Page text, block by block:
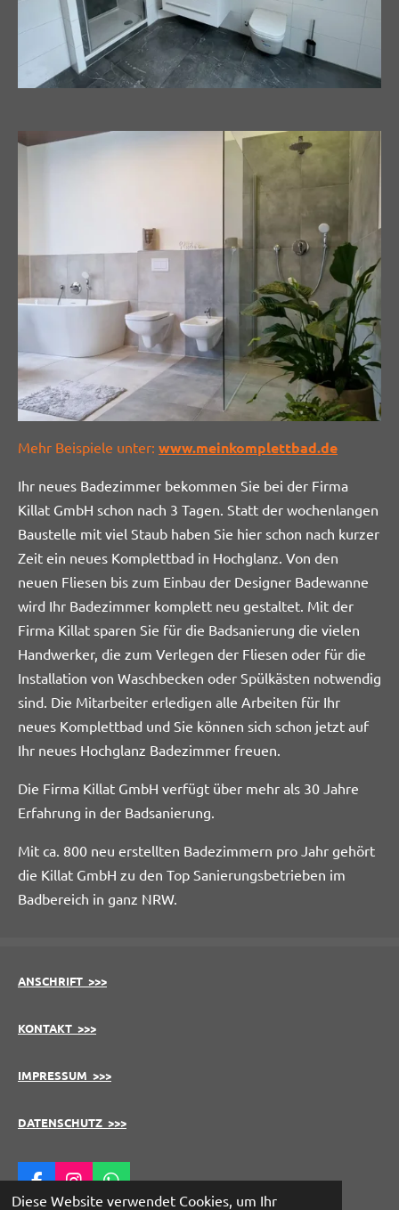
Diese Website verwendet Cookies, um Ihr
Mehr Beispiele unter: www.meinkomplettbad.de
Ihr neues Badezimmer bekommen Sie bei der Firma
Killat GmbH schon nach 3 Tagen. Statt der wochenlangen
Baustelle mit viel Staub haben Sie hier schon nach kurzer
Zeit ein neues Komplettbad in Hochglanz. Von den
neuen Fliesen bis zum Einbau der Designer Badewanne
wird Ihr Badezimmer komplett neu gestaltet. Mit der
Firma Killat sparen Sie für die Badsanierung die vielen
Handwerker, die zum Verlegen der Fliesen oder für die
Installation von Waschbecken oder Spülkästen notwendig
sind. Die Mitarbeiter erledigen alle Arbeiten für Ihr
neues Komplettbad und Sie können sich schon jetzt auf
Ihr neues Hochglanz Badezimmer freuen.
Die Firma Killat GmbH verfügt über mehr als 30 Jahre
Erfahrung in der Badsanierung.
Mit ca. 800 neu erstellten Badezimmern pro Jahr gehört
die Killat GmbH zu den Top Sanierungsbetrieben im
Badbereich in ganz NRW.
ANSCHRIFT >>>
KONTAKT >>>
IMPRESSUM >>>
DATENSCHUTZ >>>
a
n
h